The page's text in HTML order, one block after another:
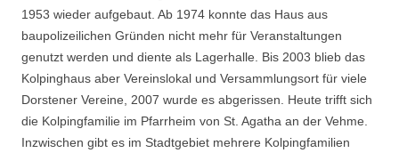
1953 wieder aufgebaut. Ab 1974 konnte das Haus aus
baupolizeilichen Gründen nicht mehr für Veranstaltungen
genutzt werden und diente als Lagerhalle. Bis 2003 blieb das
Kolpinghaus aber Vereinslokal und Versammlungsort für viele
Dorstener Vereine, 2007 wurde es abgerissen. Heute trifft sich
die Kolpingfamilie im Pfarrheim von St. Agatha an der Vehme.
Inzwischen gibt es im Stadtgebiet mehrere Kolpingfamilien